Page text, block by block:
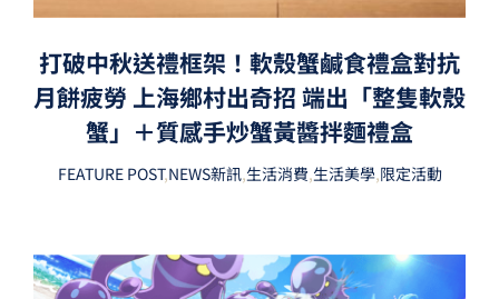
打破中秋送禮框架！軟殼蟹鹹食禮盒對抗
月餅疲勞 上海鄉村出奇招 端出「整隻軟殼
蟹」＋質感手炒蟹黃醬拌麵禮盒
FEATURE POST,NEWS新訊,生活消費,生活美學,限定活動